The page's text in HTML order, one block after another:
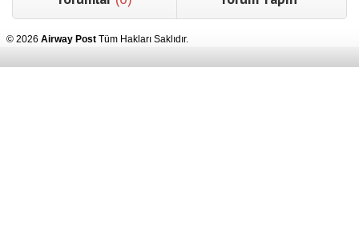
© 2026 Airway Post Tüm Hakları Saklıdır.